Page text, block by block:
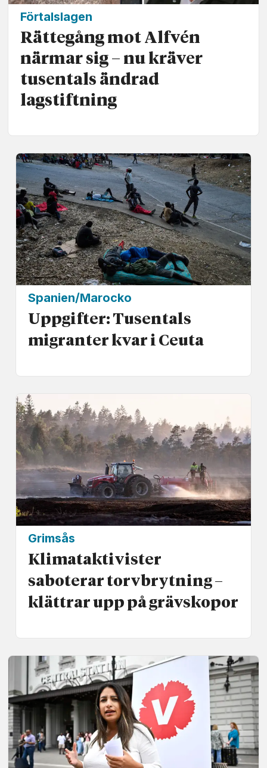
Förtalslagen
Rättegång mot Alfvén
närmar sig – nu kräver
tusentals ändrad
lagstiftning
Spanien/Marocko
Uppgifter: Tusentals
migranter kvar i Ceuta
Grimsås
Klimat­aktivister
saboterar torv­brytning –
klättrar upp på gräv­skopor